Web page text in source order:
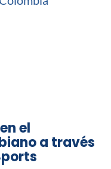
el
a través